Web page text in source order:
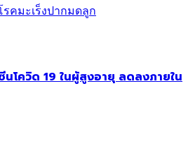
รคมะเร็งปากมดลูก
โควิด 19 ในผู้สูงอายุ ลดลงภายใน